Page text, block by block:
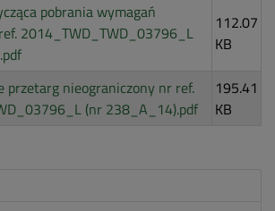
pobrania wymagań
2014_TWD_TWD_03796_L
112.07
KB
przetarg nieograniczony nr ref.
(nr 238_A_14).pdf
195.41
KB